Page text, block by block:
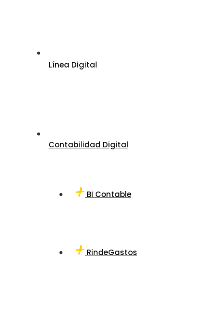
Línea Digital
Contabilidad Digital
BI Contable
RindeGastos